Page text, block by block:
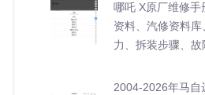
哪吒 X原厂维修手
资料、汽修资料
力、拆装步骤、故
2004-2026年马自